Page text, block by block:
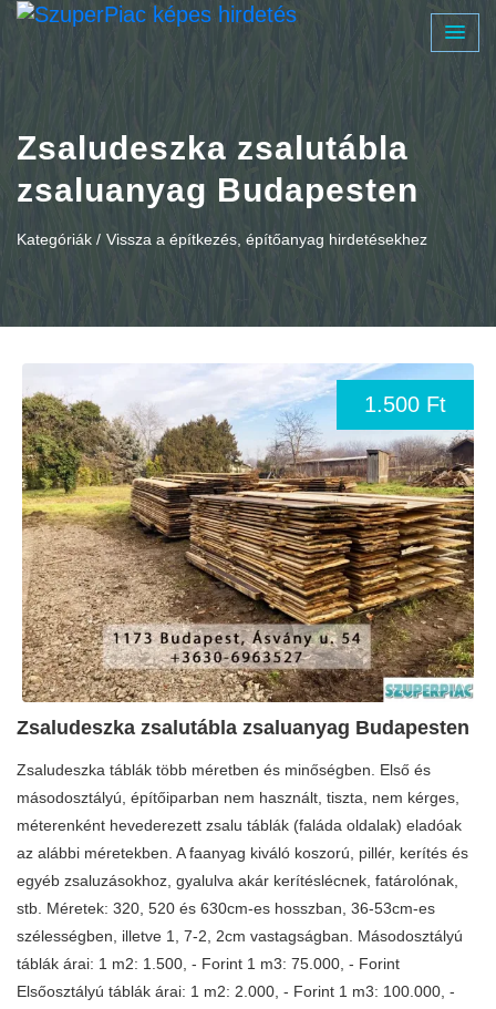
Zsaludeszka zsalutábla
zsaluanyag Budapesten
Kategóriák / Vissza a építkezés, építőanyag hirdetésekhez
1.500 Ft
Zsaludeszka zsalutábla zsaluanyag Budapesten
Zsaludeszka táblák több méretben és minőségben. Első és
másodosztályú, építőiparban nem használt, tiszta, nem kérges,
méterenként hevederezett zsalu táblák (faláda oldalak) eladóak
az alábbi méretekben. A faanyag kiváló koszorú, pillér, kerítés és
egyéb zsaluzásokhoz, gyalulva akár kerítéslécnek, fatárolónak,
stb. Méretek: 320, 520 és 630cm-es hosszban, 36-53cm-es
szélességben, illetve 1, 7-2, 2cm vastagságban. Másodosztályú
táblák árai: 1 m2: 1.500, - Forint 1 m3: 75.000, - Forint
Elsőosztályú táblák árai: 1 m2: 2.000, - Forint 1 m3: 100.000, -